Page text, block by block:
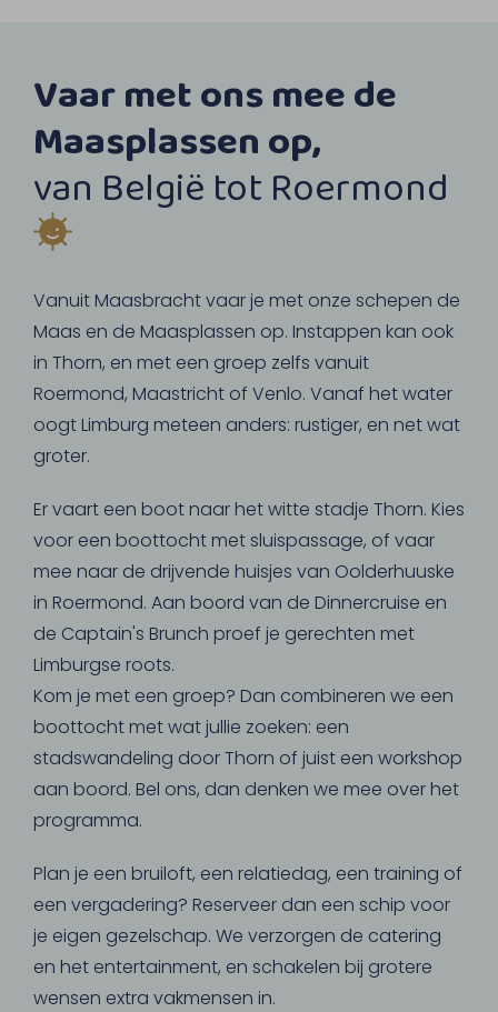
Vaar met ons mee de
Maasplassen op,
van België tot Roermond
Vanuit Maasbracht vaar je met onze schepen de
Maas en de Maasplassen op. Instappen kan ook
in Thorn, en met een groep zelfs vanuit
Roermond, Maastricht of Venlo. Vanaf het water
oogt Limburg meteen anders: rustiger, en net wat
groter.
Er vaart een boot naar het witte stadje Thorn. Kies
voor een boottocht met sluispassage, of vaar
mee naar de drijvende huisjes van Oolderhuuske
in Roermond. Aan boord van de Dinnercruise en
de Captain's Brunch proef je gerechten met
Limburgse roots.
Kom je met een groep? Dan combineren we een
boottocht met wat jullie zoeken: een
stadswandeling door Thorn of juist een workshop
aan boord. Bel ons, dan denken we mee over het
programma.
Plan je een bruiloft, een relatiedag, een training of
een vergadering? Reserveer dan een schip voor
je eigen gezelschap. We verzorgen de catering
en het entertainment, en schakelen bij grotere
wensen extra vakmensen in.